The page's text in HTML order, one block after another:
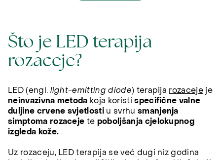
Što je LED terapija
rozaceje?
LED (engl. light-emitting diode) terapija rozaceje je
neinvazivna metoda koja koristispecifične valne
duljine crvene svjetlosti u svrhu smanjenja
simptoma rozaceje te poboljšanja cjelokupnog
izgleda kože.
Uz rozaceju, LED terapija se već dugi niz godina